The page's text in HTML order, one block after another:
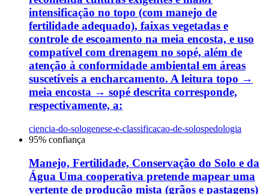
intensificação no topo (com manejo de
fertilidade adequado), faixas vegetadas e
controle de escoamento na meia encosta, e uso
compatível com drenagem no sopé, além de
atenção à conformidade ambiental em áreas
suscetíveis a encharcamento. A leitura topo →
meia encosta → sopé descrita corresponde,
respectivamente, a:
ciencia-do-sologenese-e-classificacao-de-solospedologia
95% confiança
Manejo, Fertilidade, Conservação do Solo e da
Água Uma cooperativa pretende mapear uma
vertente de produção mista (grãos e pastagens)